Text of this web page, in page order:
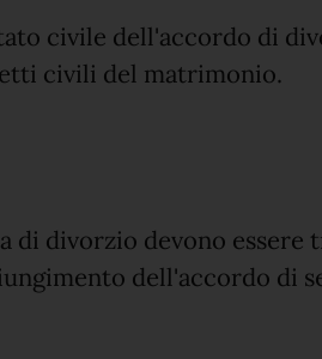
civile dell'accordo di
civili del matrimonio.
di divorzio devono essere
dell'accordo di